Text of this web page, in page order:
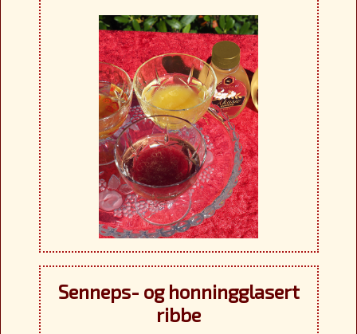
Senneps- og honningglasert
ribbe